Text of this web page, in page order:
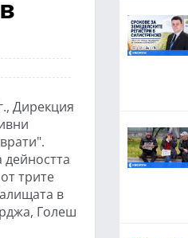
Дирекция
трите
в
Голеш